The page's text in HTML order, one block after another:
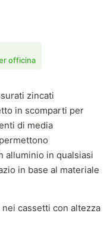
officina
zincati
in scomparti per
di media
alluminio in qualsiasi
in base al materiale
cassetti con altezza